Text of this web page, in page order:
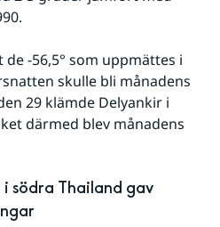
-56,5° som uppmättes i
skulle bli månadens
29 klämde Delyankir i
därmed blev månadens
södra Thailand gav